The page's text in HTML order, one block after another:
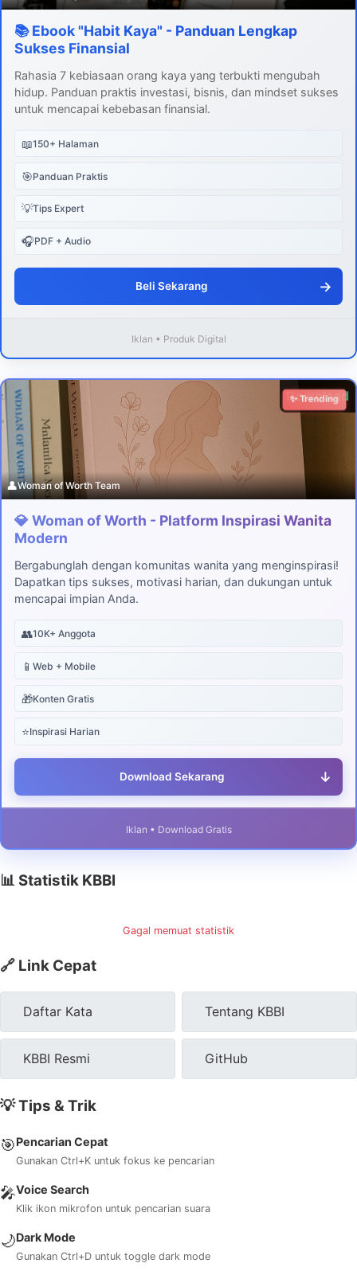
📚 Ebook "Habit Kaya" - Panduan Lengkap
Sukses Finansial
Rahasia 7 kebiasaan orang kaya yang terbukti mengubah
hidup. Panduan praktis investasi, bisnis, dan mindset sukses
untuk mencapai kebebasan finansial.
📖150+ Halaman
🎯Panduan Praktis
💡Tips Expert
🎧PDF + Audio
Beli Sekarang →
Iklan • Produk Digital
Download
✨ Trending
👤Woman of Worth Team
💎 Woman of Worth - Platform Inspirasi Wanita
Modern
Bergabunglah dengan komunitas wanita yang menginspirasi!
Dapatkan tips sukses, motivasi harian, dan dukungan untuk
mencapai impian Anda.
👥10K+ Anggota
📱 Web + Mobile
🎁Konten Gratis
⭐Inspirasi Harian
Download Sekarang ↓
Iklan • Download Gratis
📊 Statistik KBBI
Gagal memuat statistik
🔗 Link Cepat
Daftar Kata Tentang KBBI
KBBI Resmi GitHub
💡 Tips & Trik
🎯Pencarian Cepat
Gunakan Ctrl+K untuk fokus ke pencarian
🎤Voice Search
Klik ikon mikrofon untuk pencarian suara
🌙Dark Mode
Gunakan Ctrl+D untuk toggle dark mode